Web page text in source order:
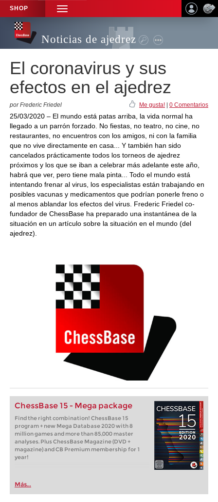
SHOP
TOGGLE
NAVIGATION
Noticias de ajedrez
El coronavirus y sus
efectos en el ajedrez
por Frederic Friedel Me gusta! 0 Comentarios
25/03/2020 – El mundo está patas arriba, la vida normal ha
llegado a un parrón forzado. No fiestas, no teatro, no cine, no
restaurantes, no encuentros con los amigos, ni con la familia
que no vive directamente en casa... Y también han sido
cancelados prácticamente todos los torneos de ajedrez
próximos y los que se iban a celebrar más adelante este año,
habrá que ver, pero tiene mala pinta... Todo el mundo está
intentando frenar al virus, los especialistas están trabajando en
posibles vacunas y medicamentos que podrían ponerle freno o
al menos ablandar los efectos del virus. Frederic Friedel co-
fundador de ChessBase ha preparado una instantánea de la
situación en un artículo sobre la situación en el mundo (del
ajedrez).
ChessBase 15 - Mega package
Find the right combination! ChessBase 15
program + new Mega Database 2020 with 8
million games and more than 85,000 master
analyses. Plus ChessBase Magazine (DVD +
magazine) and CB Premium membership for 1
year!
Más...